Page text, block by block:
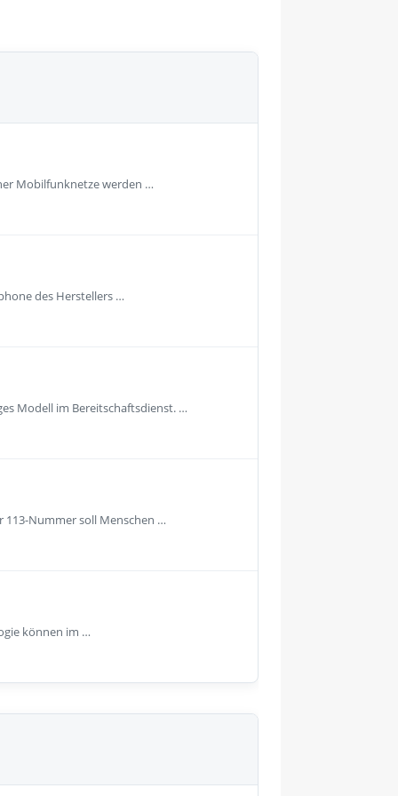
Mobilfunknetze werden …
des Herstellers …
Modell im Bereitschaftsdienst. …
113-Nummer soll Menschen …
können im …